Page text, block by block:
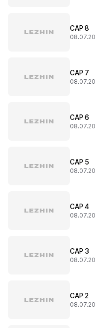
CAP 8
CAP 7
CAP 6
CAP 5
CAP 4
CAP 3
CAP 2